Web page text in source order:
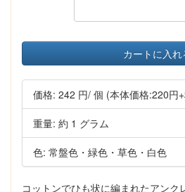
カートに入れ
価格: 242 円/ 個 (本体価格:220円
重量: 約 1 グラム
色: 常盤色・緑色・草色・白色
コットンでひも状に編まれたアンク